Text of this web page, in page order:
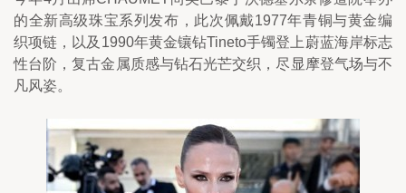
的全新高级珠宝系列发布，此次佩戴1977年青铜与黄金编
织项链，以及1990年黄金镶钻Tineto手镯登上蔚蓝海岸标志
性台阶，复古金属质感与钻石光芒交织，尽显摩登气场与不
凡风姿。